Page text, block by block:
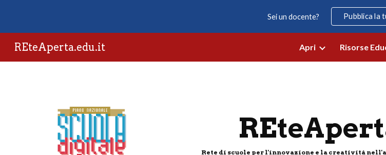
Skip to main contentSei un docente? Pubblica la
REteAperta.edu.it Apri Risorse
Rete di scuole per l'innovazione e la creatività